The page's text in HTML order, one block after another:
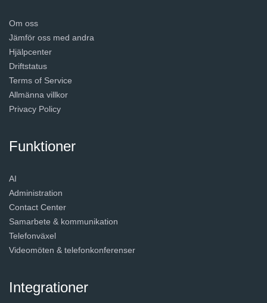
Om oss
Jämför oss med andra
Hjälpcenter
Driftstatus
Terms of Service
Allmänna villkor
Privacy Policy
Funktioner
AI
Administration
Contact Center
Samarbete & kommunikation
Telefonväxel
Videomöten & telefonkonferenser
Integrationer